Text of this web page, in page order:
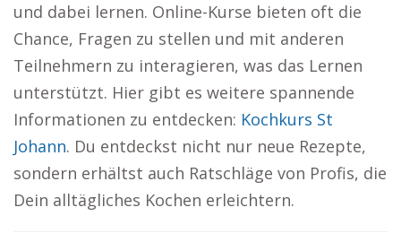
und dabei lernen. Online-Kurse bieten oft die
Chance, Fragen zu stellen und mit anderen
Teilnehmern zu interagieren, was das Lernen
unterstützt. Hier gibt es weitere spannende
Informationen zu entdecken: Kochkurs St
Johann. Du entdeckst nicht nur neue Rezepte,
sondern erhältst auch Ratschläge von Profis, die
Dein alltägliches Kochen erleichtern.